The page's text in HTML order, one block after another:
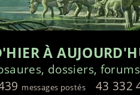
À
dossiers,
messages postés 43 332